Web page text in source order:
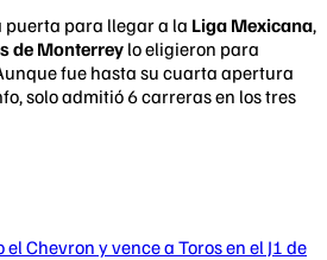
puerta para llegar a la Liga Mexicana,
de Monterrey lo eligieron para
fue hasta su cuarta apertura
solo admitió 6 carreras en los tres
Chevron y vence a Toros en el J1 de